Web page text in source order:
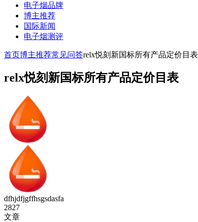
电子烟品牌
博主推荐
国际新闻
电子烟测评
首页博主推荐常见问答relx悦刻新国标所有产品定价目表
relx悦刻新国标所有产品定价目表
dfhjdfjgffhsgsdasfa
2827
文章